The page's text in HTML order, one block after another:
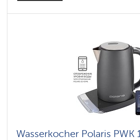
Wasserkocher Polaris PWK